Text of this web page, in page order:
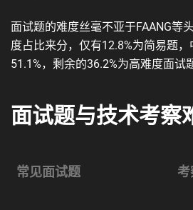
面试题的难度丝毫不亚于FAANG等
度占比来分，仅有12.8%为简易题
51.1%，剩余的36.2%为高难度面试
面试题与技术考察
常见面试题